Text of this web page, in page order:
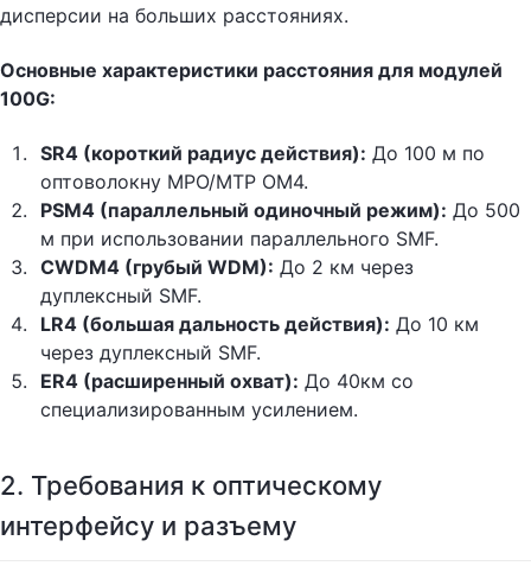
дисперсии на больших расстояниях.
Основные характеристики расстояния для модулей
100G:
SR4 (короткий радиус действия): До 100 м по
оптоволокну MPO/MTP OM4.
PSM4 (параллельный одиночный режим): До 500
м при использовании параллельного SMF.
CWDM4 (грубый WDM): До 2 км через
дуплексный SMF.
LR4 (большая дальность действия): До 10 км
через дуплексный SMF.
ER4 (расширенный охват): До 40км со
специализированным усилением.
2. Требования к оптическому
интерфейсу и разъему